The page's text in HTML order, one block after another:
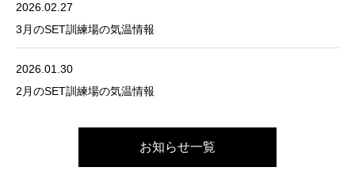
2026.02.27
3月のSET訓練場の気温情報
2026.01.30
2月のSET訓練場の気温情報
お知らせ一覧